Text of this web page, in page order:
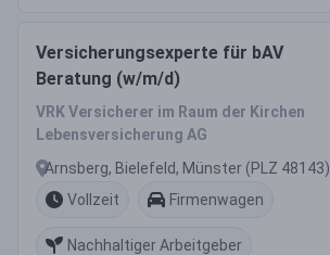
Versicherungsexperte für bAV
Beratung (w/m/d)
VRK Versicherer im Raum der Kirchen
Lebensversicherung AG
Arnsberg, Bielefeld, Münster (PLZ 48143)
Vollzeit
Firmenwagen
Nachhaltiger Arbeitgeber